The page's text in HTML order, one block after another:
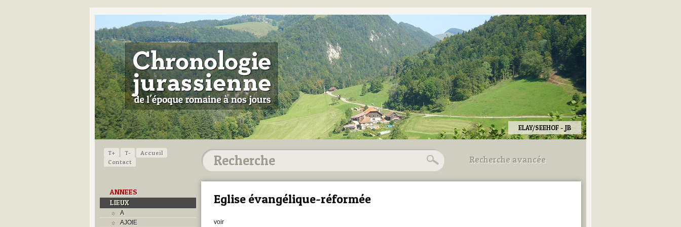
ELAY/SEEHOF - JB
T+ T-
Accueil
Contact
ANNEES
LIEUX
A
AJOIE
Recherche avancée
Utilisez les champs ci-dessous
Eglise évangélique-réformée
voir